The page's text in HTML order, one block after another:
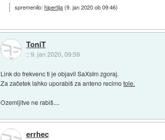
spremenilo:hipertija(9. jan 2020 ob 09:46)
ToniT
::9. jan 2020, 09:59
Link do frekvenc ti je objavil SaXsIm zgoraj.
Za začetek lahko uporabiš za anteno recimotole.
Ozemljitve ne rabiš....
errhec